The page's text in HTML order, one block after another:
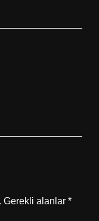
Gerekli alanlar *